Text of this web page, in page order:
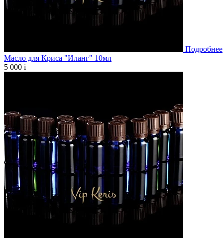
Подробнее
Масло для Криса "Иланг" 10мл
5 000 i